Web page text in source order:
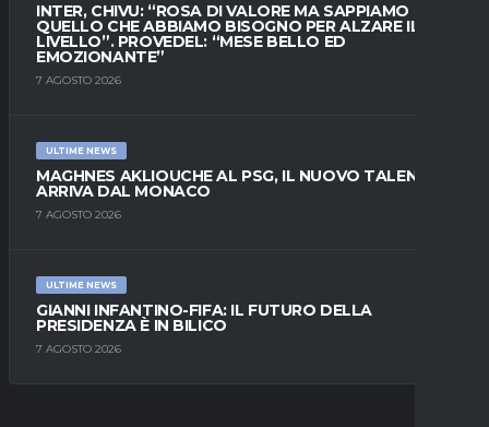
INTER, CHIVU: “ROSA DI VALORE MA SAPPIAMO
QUELLO CHE ABBIAMO BISOGNO PER ALZARE IL
LIVELLO”. PROVEDEL: “MESE BELLO ED
EMOZIONANTE”
7 AGOSTO 2026
ULTIME NEWS
MAGHNES AKLIOUCHE AL PSG, IL NUOVO TALENTO
ARRIVA DAL MONACO
7 AGOSTO 2026
ULTIME NEWS
GIANNI INFANTINO-FIFA: IL FUTURO DELLA
PRESIDENZA È IN BILICO
7 AGOSTO 2026